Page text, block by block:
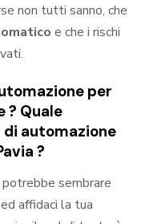
non tutti sanno, che
e che i rischi
per
? Quale
automazione
?
sembrare
ed affidaci la tua